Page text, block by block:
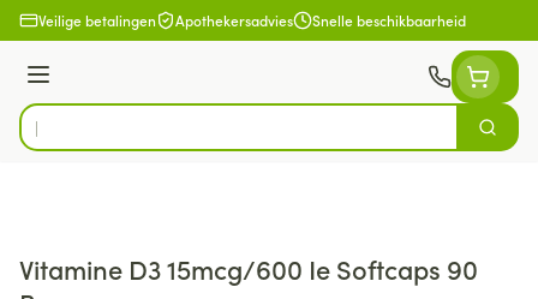
Ga naar de inhoud
Veilige betalingen Apothekersadvies Snelle beschikbaarheid
Menu
Product, merk, categorie...
Zoek
Vitamine D3 15mcg/600 Ie Softcaps 90